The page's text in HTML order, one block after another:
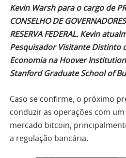
Kevin Warsh para o cargo de
CONSELHO DE
RESERVA FEDERAL. Kevin
Pesquisador Visitante Distinto
Economia na Hoover
Stanford Graduate School of
Caso se confirme, o próximo
conduzir as operações com
mercado bitcoin,
a regulação bancária.